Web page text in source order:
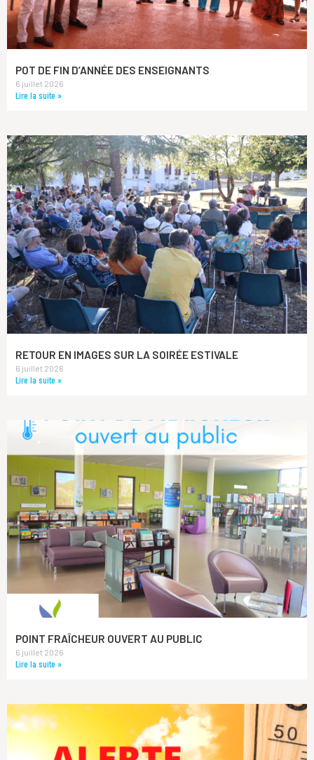
POT DE FIN D’ANNÉE DES ENSEIGNANTS
6 juillet 2026
Lire la suite »
RETOUR EN IMAGES SUR LA SOIRÉE ESTIVALE
6 juillet 2026
Lire la suite »
POINT FRAÎCHEUR OUVERT AU PUBLIC
6 juillet 2026
Lire la suite »